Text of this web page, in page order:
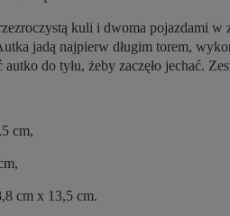
kuli i dwoma pojazdami w
jadą najpierw długim torem,
do tyłu, żeby zaczęło jechać.
cm,
cm x 13,5 cm.